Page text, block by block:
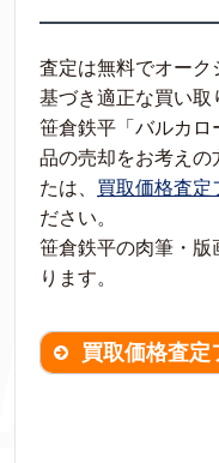
査定は無料でオーク
基づき適正な買い取
笹倉鉄平「バルカロ
品の売却をお考えの
たは、 買取価格査定
ださい。
笹倉鉄平の肉筆・版
ります。
買取価格査定